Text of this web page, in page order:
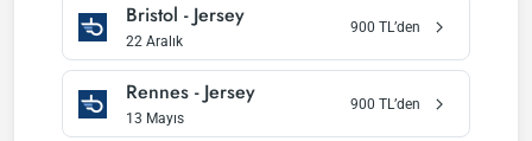
Bristol - Jersey
22 Aralık
900 TL’den
Rennes - Jersey
13 Mayıs
900 TL’den